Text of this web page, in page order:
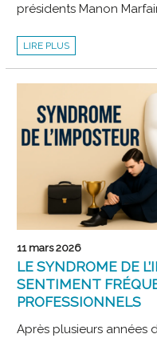
présidents Manon
CONSEIL
NATIONAL
CJEC
UNE
MOBILISATION
EXEMPLAIRE
AU
SERVICE
LIRE PLUS
11 mars 2026
LE SYNDROME DE
SENTIMENT
PROFESSIONNELS
Après plusieurs années